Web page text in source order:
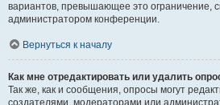
вариантов, превышающее это ограничение,
администратором конференции.
Вернуться к началу
Как мне отредактировать или удалить
Так же, как и сообщения, опросы могут
создателями, модераторами или